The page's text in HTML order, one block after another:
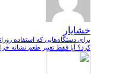
خشایار
برای دستگاه‌هایی که استفاده
کرد؟ آیا فقط تغییر طعم نشانه